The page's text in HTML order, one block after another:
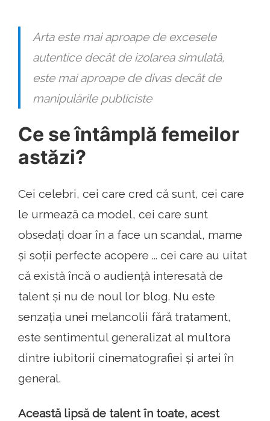
Arta este mai aproape de excesele
autentice decât de izolarea simulată,
este mai aproape de divas decât de
manipulările publiciste
Ce se întâmplă femeilor
astăzi?
Cei celebri, cei care cred că sunt, cei care
le urmează ca model, cei care sunt
obsedați doar în a face un scandal, mame
și soții perfecte acopere ... cei care au uitat
că există încă o audiență interesată de
talent și nu de noul lor blog. Nu este
senzația unei melancolii fără tratament,
este sentimentul generalizat al multora
dintre iubitorii cinematografiei și artei în
general.
Această lipsă de talent în toate, acest